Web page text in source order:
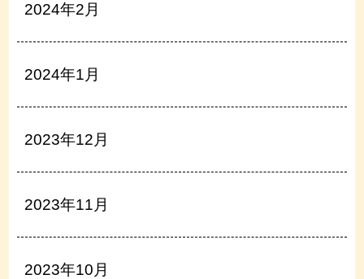
2024年2月
2024年1月
2023年12月
2023年11月
2023年10月